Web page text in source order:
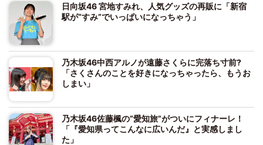
日向坂46 宮地すみれ、人気グッズの再販に「新宿
駅が“すみ”でいっぱいになっちゃう」
乃木坂46中西アルノが遠藤さくらに完落ち寸前?
「さくさんのことを好きになっちゃったら、もうお
しまい」
乃木坂46佐藤楓の“愛知旅”がついにフィナーレ！
「『愛知県ってこんなに広いんだ』と実感しまし
た」